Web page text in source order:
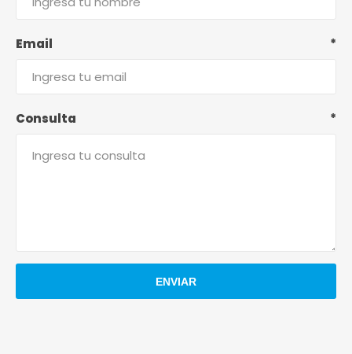
Email *
Consulta *